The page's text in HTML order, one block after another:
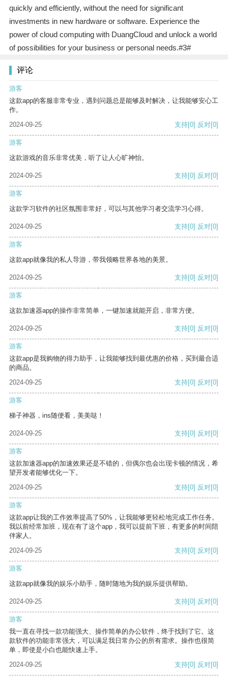
quickly and efficiently, without the need for significant
investments in new hardware or software. Experience the
power of cloud computing with DuangCloud and unlock a world
of possibilities for your business or personal needs.#3#
评论
游客
这款app的客服非常专业，遇到问题总是能够及时解决，让我能够安心工
作。
2024-09-25
支持[0] 反对[0]
游客
这款游戏的音乐非常优美，听了让人心旷神怡。
2024-09-25 支持[0] 反对[0]
游客
这款学习软件的社区氛围非常好，可以与其他学习者交流学习心得。
2024-09-25 支持[0] 反对[0]
游客
这款app就像我的私人导游，带我领略世界各地的美景。
2024-09-25 支持[0] 反对[0]
游客
这款加速器app的操作非常简单，一键加速就能开启，非常方便。
2024-09-25 支持[0] 反对[0]
游客
这款app是我购物的得力助手，让我能够找到最优惠的价格，买到最合适
的商品。
2024-09-25
支持[0] 反对[0]
游客
梯子神器，ins随便看，美美哒！
2024-09-25 支持[0] 反对[0]
游客
这款加速器app的加速效果还是不错的，但偶尔也会出现卡顿的情况，希
望开发者能够优化一下。
2024-09-25
支持[0] 反对[0]
游客
这款app让我的工作效率提高了50%，让我能够更轻松地完成工作任务。
我以前经常加班，现在有了这个app，我可以提前下班，有更多的时间陪
伴家人。
2024-09-25
支持[0] 反对[0]
游客
这款app就像我的娱乐小助手，随时随地为我的娱乐提供帮助。
2024-09-25 支持[0] 反对[0]
游客
我一直在寻找一款功能强大、操作简单的办公软件，终于找到了它。这
款软件的功能非常强大，可以满足我日常办公的所有需求。操作也很简
单，即使是小白也能快速上手。
2024-09-25
支持[0] 反对[0]